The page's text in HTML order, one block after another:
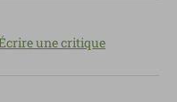
une critique